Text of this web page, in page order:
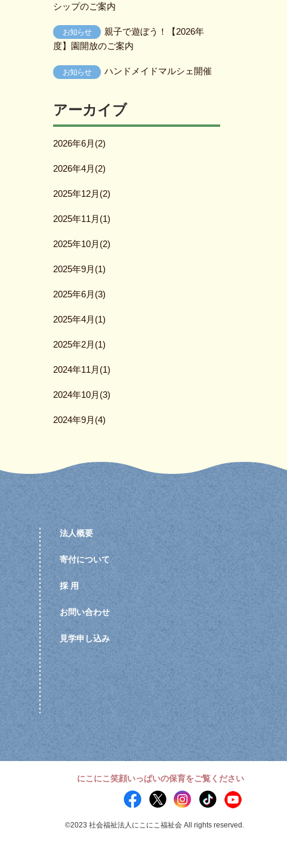
シップのご案内
お知らせ
親子で遊ぼう！【2026年
度】園開放のご案内
お知らせ ハンドメイドマルシェ開催
アーカイブ
2026年6月(2)
2026年4月(2)
2025年12月(2)
2025年11月(1)
2025年10月(2)
2025年9月(1)
2025年6月(3)
2025年4月(1)
2025年2月(1)
2024年11月(1)
2024年10月(3)
2024年9月(4)
法人概要
寄付について
採 用
お問い合わせ
見学申し込み
にこにこ笑顔いっぱいの保育をご覧ください
©2023 社会福祉法人にこにこ福祉会 All rights reserved.